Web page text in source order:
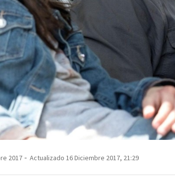
2017 Actualizado 16 Diciembre 2017, 21:29